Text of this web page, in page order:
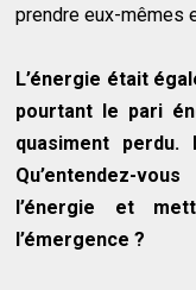
prendre eux-mêmes
L’énergie était
pourtant le pari
quasiment
Qu’entendez-
l’énergie et
l’émergence ?